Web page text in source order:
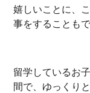
嬉しいことに、
事をすることもで
留学しているお
間で、ゆっくり